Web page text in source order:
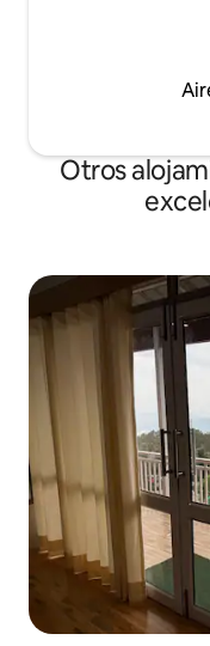
Otros